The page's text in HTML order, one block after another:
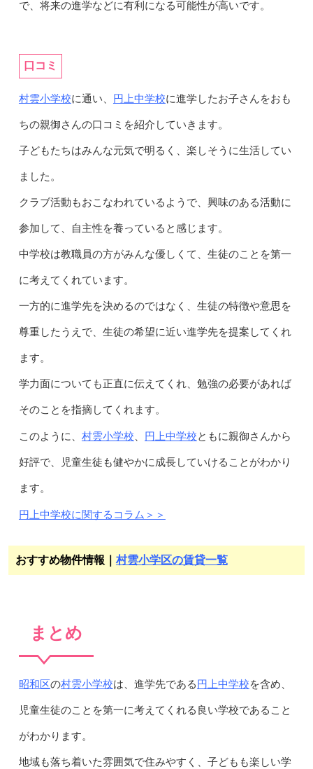
で、将来の進学などに有利になる可能性が高いです。
口コミ
村雲小学校に通い、 円上中学校に進学したお子さんをおも
ちの親御さんの口コミを紹介していきます。
子どもたちはみんな元気で明るく、楽しそうに生活してい
ました。
クラブ活動もおこなわれているようで、興味のある活動に
参加して、自主性を養っていると感じます。
中学校は教職員の方がみんな優しくて、生徒のことを第一
に考えてくれています。
一方的に進学先を決めるのではなく、生徒の特徴や意思を
尊重したうえで、生徒の希望に近い進学先を提案してくれ
ます。
学力面についても正直に伝えてくれ、勉強の必要があれば
そのことを指摘してくれます。
このように、 村雲小学校 円上中学校ともに親御さんから
好評で、児童生徒も健やかに成長していけることがわかり
ます。
円上中学校に関するコラム＞＞
おすすめ物件情報｜ 村雲小学区の賃貸一覧
まとめ
昭和区の村雲小学校は、進学先である円上中学校を含め、
児童生徒のことを第一に考えてくれる良い学校であること
がわかります。
地域も落ち着いた雰囲気で住みやすく、子どもも楽しい学